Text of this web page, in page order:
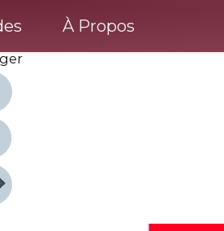
À Propos